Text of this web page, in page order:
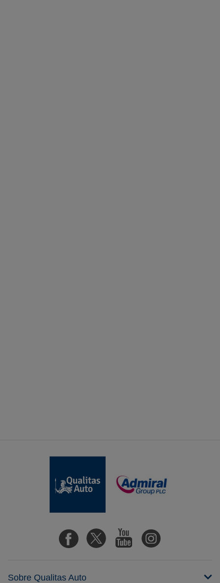
Sobre Qualitas Auto